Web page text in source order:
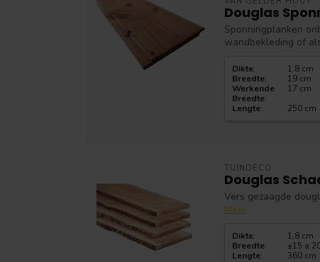
Douglas
Sponningplanken
wandbekleding of
Dikte:
1.8 cm
Breedte:
19 cm
Werkende
Breedte:
17 cm
Lengte: 250 cm
TUINDECO
Douglas
Vers gezaagde
Meer
Dikte:
1,8 cm
Breedte:
±15 a
Lengte: 360 cm